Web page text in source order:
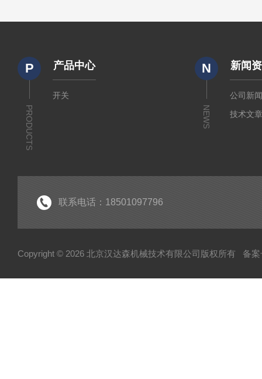
P
PRODUCTS
产品中心
开关
N
NEWS
新闻
公司新
技术文
联系电话：18501097796
Copyright © 2026 北京汉达森机械技术有限公司版权所有 备案